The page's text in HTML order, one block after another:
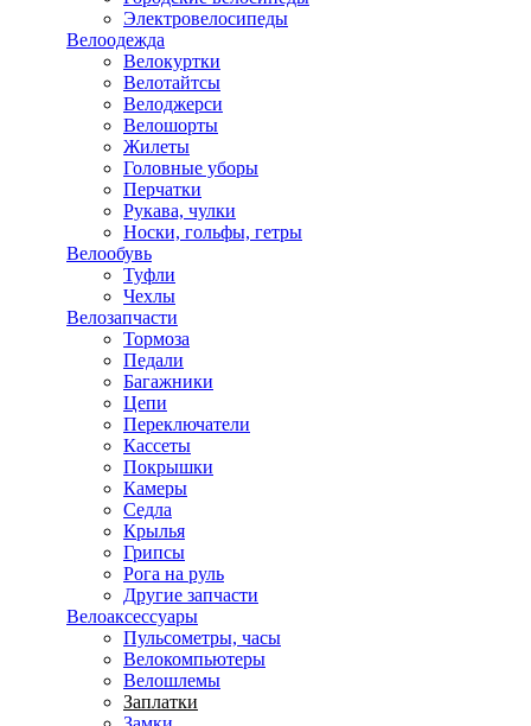
Электровелосипеды
Велоодежда
Велокуртки
Велотайтсы
Велоджерси
Велошорты
Жилеты
Головные уборы
Перчатки
Рукава, чулки
Носки, гольфы, гетры
Велообувь
Туфли
Чехлы
Велозапчасти
Тормоза
Педали
Багажники
Цепи
Переключатели
Кассеты
Покрышки
Камеры
Седла
Крылья
Грипсы
Рога на руль
Другие запчасти
Велоаксессуары
Пульсометры, часы
Велокомпьютеры
Велошлемы
Заплатки